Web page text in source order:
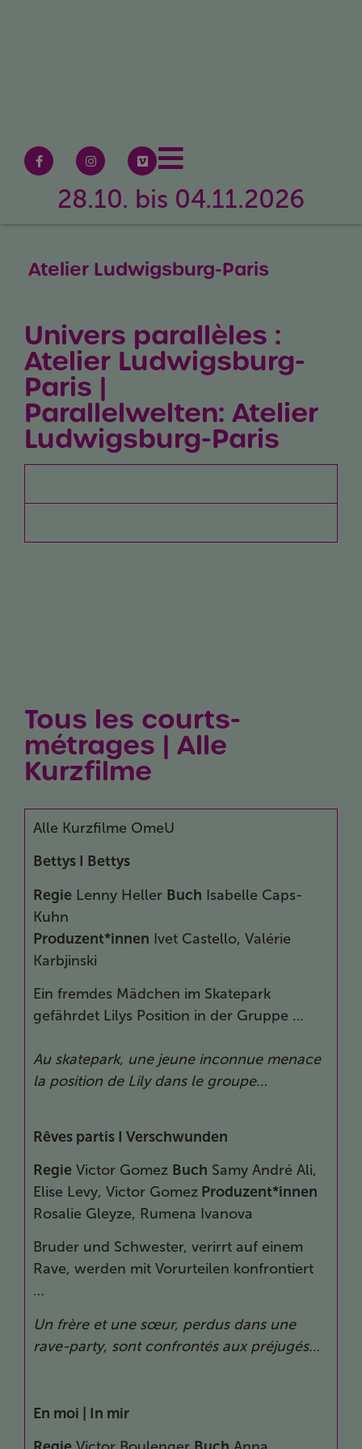
28.10. bis 04.11.2026
Atelier Ludwigsburg-Paris
Univers parallèles :
Atelier Ludwigsburg-
Paris |
Parallelwelten: Atelier
Ludwigsburg-Paris
Tous les courts-
métrages | Alle
Kurzfilme
Alle Kurzfilme OmeU
Bettys I Bettys
Regie Lenny Heller Buch Isabelle Caps-
Kuhn
Produzent*innen Ivet Castello, Valérie
Karbjinski
Ein fremdes Mädchen im Skatepark
gefährdet Lilys Position in der Gruppe …
Au skatepark, une jeune inconnue menace
la position de Lily dans le groupe…
Rêves partis I Verschwunden
Regie Victor Gomez Buch Samy André Ali,
Elise Levy, Victor Gomez Produzent*innen
Rosalie Gleyze, Rumena Ivanova
Bruder und Schwester, verirrt auf einem
Rave, werden mit Vorurteilen konfrontiert
…
Un frère et une sœur, perdus dans une
rave-party, sont confrontés aux préjugés…
En moi | In mir